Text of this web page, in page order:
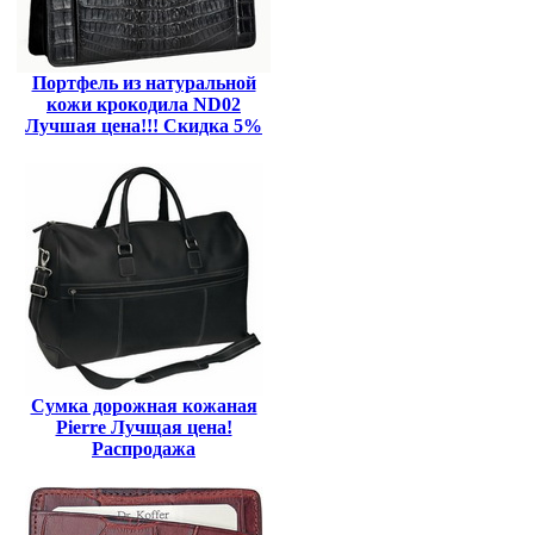
Портфель из натуральной
кожи крокодила ND02
Лучшая цена!!! Скидка 5%
Сумка дорожная кожаная
Pierre Лучщая цена!
Распродажа